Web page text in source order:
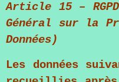
Article 15 –
Général sur la
Données)
Les données